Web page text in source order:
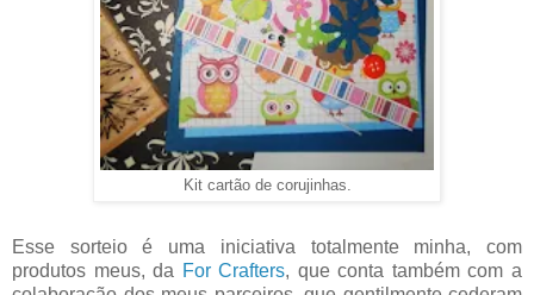
Kit cartão de corujinhas.
Esse sorteio é uma iniciativa totalmente minha, com
produtos meus, da For Crafters, que conta também com a